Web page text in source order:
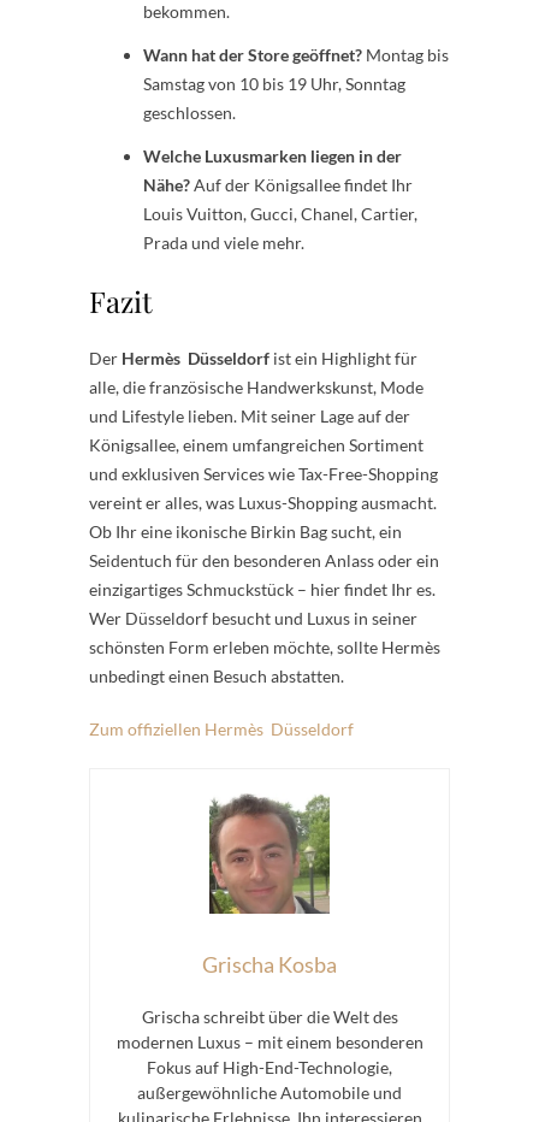
bekommen.
Wann hat der Store geöffnet? Montag bis
Samstag von 10 bis 19 Uhr, Sonntag
geschlossen.
Welche Luxusmarken liegen in der
Nähe?Auf der Königsallee findet Ihr
Louis Vuitton, Gucci, Chanel, Cartier,
Prada und viele mehr.
Fazit
Der Hermès Düsseldorf ist ein Highlight für
alle, die französische Handwerkskunst, Mode
und Lifestyle lieben. Mit seiner Lage auf der
Königsallee, einem umfangreichen Sortiment
und exklusiven Services wie Tax-Free-Shopping
vereint er alles, was Luxus-Shopping ausmacht.
Ob Ihr eine ikonische Birkin Bag sucht, ein
Seidentuch für den besonderen Anlass oder ein
einzigartiges Schmuckstück – hier findet Ihr es.
Wer Düsseldorf besucht und Luxus in seiner
schönsten Form erleben möchte, sollte Hermès
unbedingt einen Besuch abstatten.
Zum offiziellen Hermès Düsseldorf
Grischa Kosba
Grischa schreibt über die Welt des
modernen Luxus – mit einem besonderen
Fokus auf High-End-Technologie,
außergewöhnliche Automobile und
kulinarische Erlebnisse. Ihn interessieren